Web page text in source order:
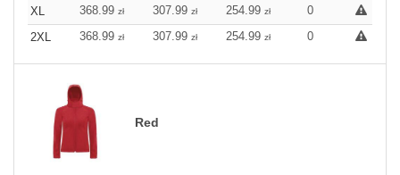
XL
368.99 zł 307.99 zł 254.99 zł
0
2XL
368.99 zł 307.99 zł 254.99 zł 0
Red